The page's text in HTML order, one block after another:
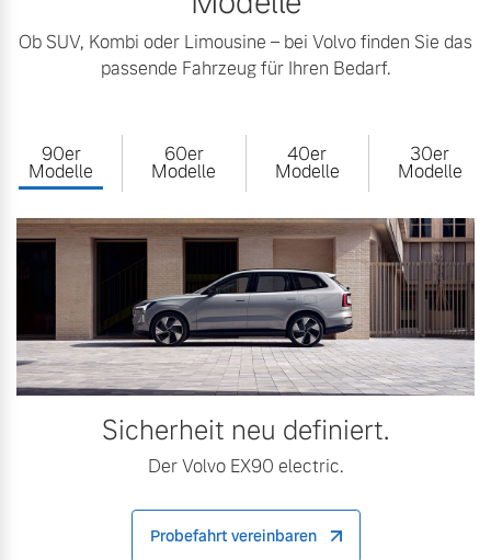
Ob SUV, Kombi oder Limousine – bei Volvo finden Sie das
passende Fahrzeug für Ihren Bedarf.
90er
Modelle
60er
Modelle
40er
Modelle
30er
Modelle
Sicherheit neu definiert.
Der Volvo EX90 electric.
Probefahrt vereinbaren